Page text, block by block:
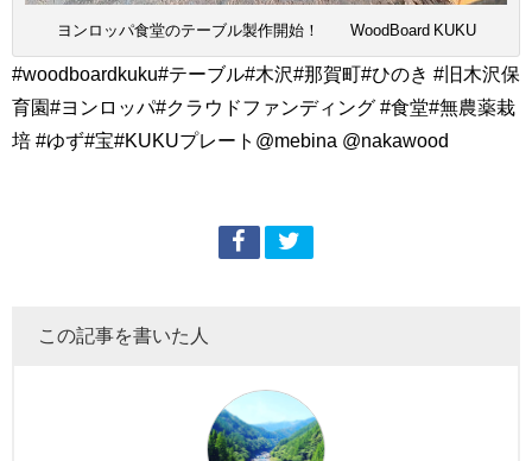
ヨンロッパ食堂のテーブル製作開始！ WoodBoard KUKU
#woodboardkuku#テーブル#木沢#那賀町#ひのき #旧木沢保
育園#ヨンロッパ#クラウドファンディング #食堂#無農薬栽
培 #ゆず#宝#KUKUプレート@mebina @nakawood
この記事を書いた人